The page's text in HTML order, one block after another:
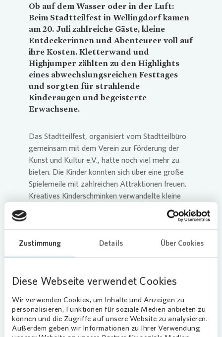
Zustimmung Details Über Cookies
Diese Webseite verwendet Cookies
Wir verwenden Cookies, um Inhalte und Anzeigen zu
personalisieren, Funktionen für soziale Medien anbieten zu
können und die Zugriffe auf unsere Website zu analysieren.
Außerdem geben wir Informationen zu Ihrer Verwendung
Ob auf dem Wasser oder in der Luft:
Beim Stadtteilfest in Wellingdorf kamen
am 20. Juli zahlreiche Gäste, kleine
Entdeckerinnen und Abenteurer voll auf
ihre Kosten. Kletterwand und
Highjumper zählten zu den Highlights
eines abwechslungsreichen Festtages
und sorgten für strahlende
Kinderaugen und begeisterte
Erwachsene.
Das Stadtteilfest, organisiert vom Stadtteilbüro
gemeinsam mit dem Verein zur Förderung der
Kunst und Kultur e.V., hatte noch viel mehr zu
bieten. Die Kinder konnten sich über eine große
Spielemeile mit zahlreichen Attraktionen freuen.
Kreatives Kinderschminken verwandelte kleine
Gesichter in bunte Kunstwerke, während auf dem
Flohmarkt nach Herzenslust gestöbert wurde.
Musik, Mitmachen und Maritimes Flair:
Highlights des Tages
jede Menge Spaß und Action, während
verschiedene Live-Acts für musikalische
Unterhaltung sorgten – darunter der traditionelle
Shantychor, der mit seinen Seemannsliedern
maritimes Flair ins Fest brachte. Auch der